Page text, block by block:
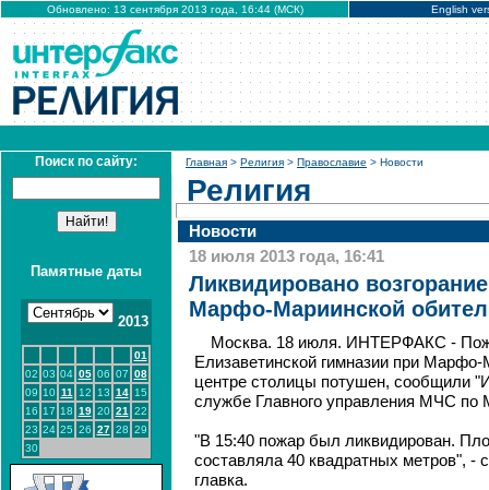
Обновлено: 13 сентября 2013 года, 16:44 (МСК) English
Поиск по сайту:
Памятные даты
2013
01
02 03 04 05 06 07 08
09 10 11 12 13 14 15
16 17 18 19 20 21
22
23 24 25 26 27 28 29
30
Главная > Религия > Православие > Новости
Религия
Новости
18 июля 2013 года, 16:41
Ликвидировано
Марфо-Мариинской
Москва. 18 июля. ИНТЕРФАКС -
Елизаветинской гимназии при
центре столицы потушен, сообщили
службе Главного управления МЧС по
"В 15:40 пожар был ликвидирован.
составляла 40 квадратных метров", -
главка.